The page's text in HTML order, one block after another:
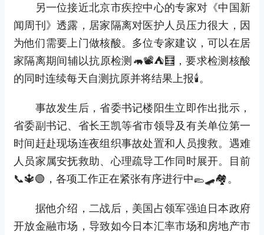
另一位接近北京市疾控中心的专家对《中国新
闻周刊》透露，居家隔离对医护人员压力很大，因
为他们需要上门做核酸。多位专家建议，可以在居
家隔离期间辅以抗原检测🦛📽⛺🧮，要求检测核酸
的同时连续每天自测抗原并将结果上报🕯。
事故发生后，省委书记楼阳生立即作出批示，
省委副书记、省长王凯等省市领导及有关单位第一
时间赶赴现场连夜组织事故处置和人员搜救。遇难
人员家属安抚救助、心理疏导工作同时展开。目前
📞🔱🟢，各项工作正在紧张有序进行中🥿🛹🏘。
据他介绍，二战后，美国占领军强迫日本政府
开放金融市场，导致如今日本汇率市场和房地产市